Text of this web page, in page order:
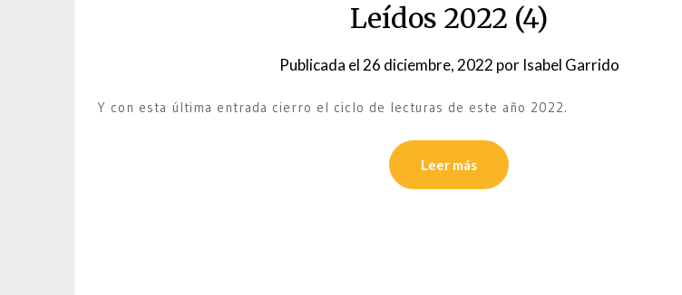
Leídos 2022 (4)
Publicada el26 diciembre, 2022 por Isabel Garrido
Y con esta última entrada cierro el ciclo de lecturas de este año 2022.
Leer más